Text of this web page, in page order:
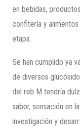
en bebidas,
confitería y
etapa.
Se han cumplido ya
de diversos
del reb M tendría
sabor, sensación en
investigación y